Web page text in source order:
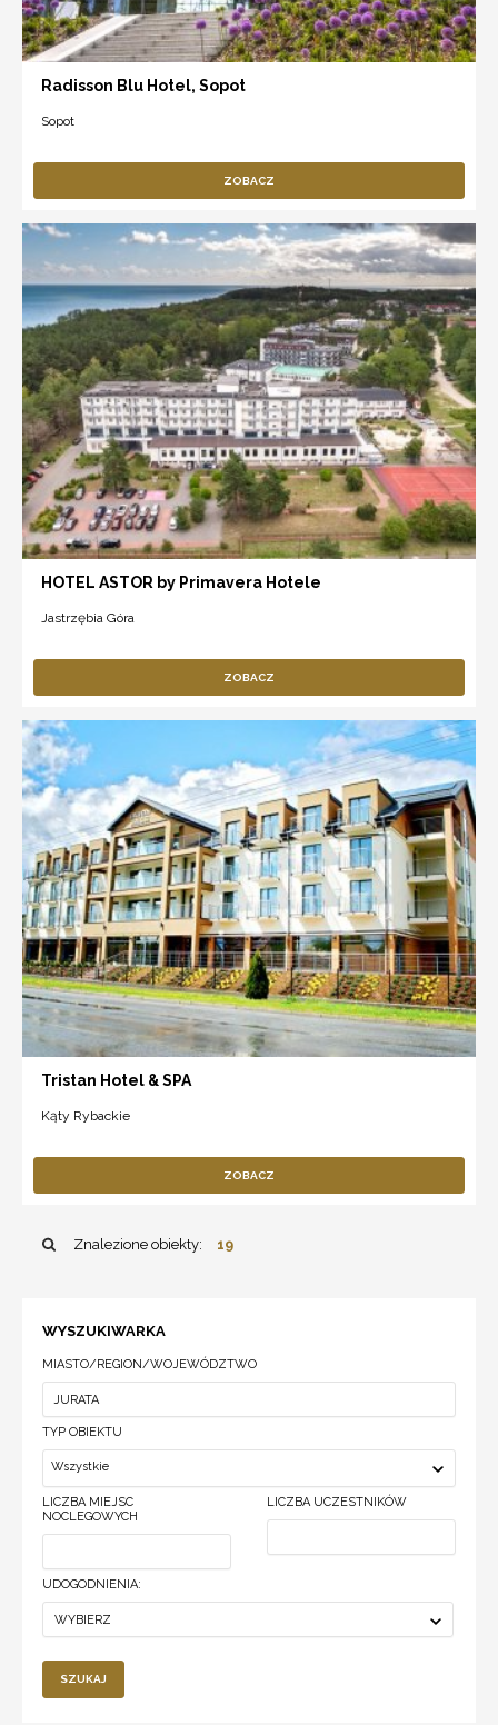
Radisson Blu Hotel, Sopot
Sopot
ZOBACZ
HOTEL ASTOR by Primavera Hotele
Jastrzębia Góra
ZOBACZ
Tristan Hotel & SPA
Kąty Rybackie
ZOBACZ
Znalezione obiekty: 19
WYSZUKIWARKA
MIASTO/REGION/WOJEWÓDZTWO
TYP OBIEKTU
Wszystkie
LICZBA MIEJSC
NOCLEGOWYCH
LICZBA UCZESTNIKÓW
UDOGODNIENIA:
WYBIERZ
SZUKAJ